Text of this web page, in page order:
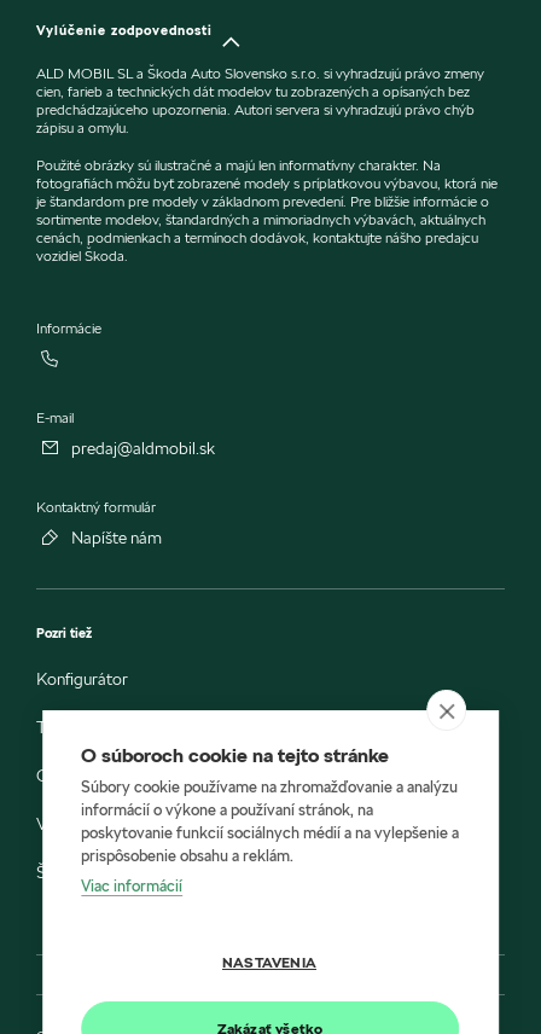
Vylúčenie zodpovednosti
ALD MOBIL SL a Škoda Auto Slovensko s.r.o. si vyhradzujú právo zmeny
cien, farieb a technických dát modelov tu zobrazených a opísaných bez
predchádzajúceho upozornenia. Autori servera si vyhradzujú právo chýb
zápisu a omylu.
Použité obrázky sú ilustračné a majú len informatívny charakter. Na
fotografiách môžu byť zobrazené modely s príplatkovou výbavou, ktorá nie
je štandardom pre modely v základnom prevedení. Pre bližšie informácie o
sortimente modelov, štandardných a mimoriadnych výbavách, aktuálnych
cenách, podmienkach a termínoch dodávok, kontaktujte nášho predajcu
vozidiel Škoda.
Informácie
E-mail
predaj@aldmobil.sk
Kontaktný formulár
Napíšte nám
Pozri tiež
Konfigurátor
Testovacia jazda
Objednávka do servisu
Vozidlá ihneď k odberu
Škoda E-shop
O súboroch cookie na tejto stránke
Súbory cookie používame na zhromažďovanie a analýzu
informácií o výkone a používaní stránok, na
poskytovanie funkcií sociálnych médií a na vylepšenie a
prispôsobenie obsahu a reklám.
Viac informácií
NASTAVENIA
Zakázať všetko